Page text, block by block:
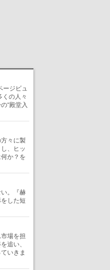
ージビュ
くの人々
“殿堂入
々に製
、ヒッ
か？を
。『赫
した短
場を担
追い、
いきま